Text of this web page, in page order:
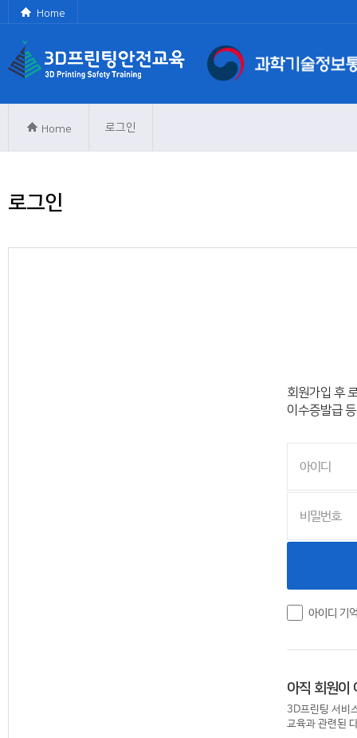
Home
Home 로그인
로그인
회원가입 후
이수증발급
아이디 기
아직 회원이
3D프린팅 서비
교육과 관련된